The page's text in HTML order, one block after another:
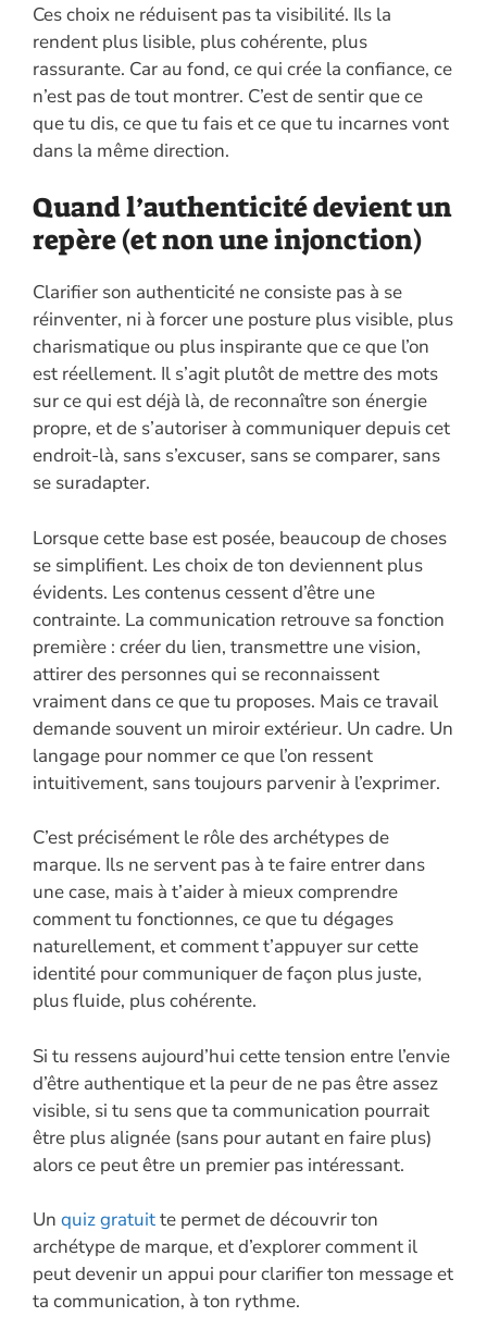
Ces choix ne réduisent pas ta visibilité. Ils la
rendent plus lisible, plus cohérente, plus
rassurante. Car au fond, ce qui crée la confiance, ce
n’est pas de tout montrer. C’est de sentir que ce
que tu dis, ce que tu fais et ce que tu incarnes vont
dans la même direction.
Quand l’authenticité devient un
repère (et non une injonction)
Clarifier son authenticité ne consiste pas à se
réinventer, ni à forcer une posture plus visible, plus
charismatique ou plus inspirante que ce que l’on
est réellement. Il s’agit plutôt de mettre des mots
sur ce qui est déjà là, de reconnaître son énergie
propre, et de s’autoriser à communiquer depuis cet
endroit-là, sans s’excuser, sans se comparer, sans
se suradapter.
Lorsque cette base est posée, beaucoup de choses
se simplifient. Les choix de ton deviennent plus
évidents. Les contenus cessent d’être une
contrainte. La communication retrouve sa fonction
première : créer du lien, transmettre une vision,
attirer des personnes qui se reconnaissent
vraiment dans ce que tu proposes. Mais ce travail
demande souvent un miroir extérieur. Un cadre. Un
langage pour nommer ce que l’on ressent
intuitivement, sans toujours parvenir à l’exprimer.
C’est précisément le rôle des archétypes de
marque. Ils ne servent pas à te faire entrer dans
une case, mais à t’aider à mieux comprendre
comment tu fonctionnes, ce que tu dégages
naturellement, et comment t’appuyer sur cette
identité pour communiquer de façon plus juste,
plus fluide, plus cohérente.
Si tu ressens aujourd’hui cette tension entre l’envie
d’être authentique et la peur de ne pas être assez
visible, si tu sens que ta communication pourrait
être plus alignée (sans pour autant en faire plus)
alors ce peut être un premier pas intéressant.
Un quiz gratuitte permet de découvrir ton
archétype de marque, et d’explorer comment il
peut devenir un appui pour clarifier ton message et
ta communication, à ton rythme.